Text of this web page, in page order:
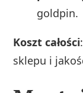
goldpin.
Koszt całości
sklepu i